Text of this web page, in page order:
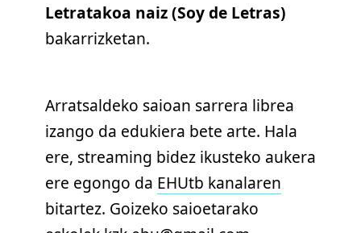
Letratakoa naiz (Soy de Letras)
bakarrizketan.
Arratsaldeko saioan sarrera librea
izango da edukiera bete arte. Hala
ere, streaming bidez ikusteko aukera
ere egongo da EHUtb kanalaren
bitartez. Goizeko saioetarako